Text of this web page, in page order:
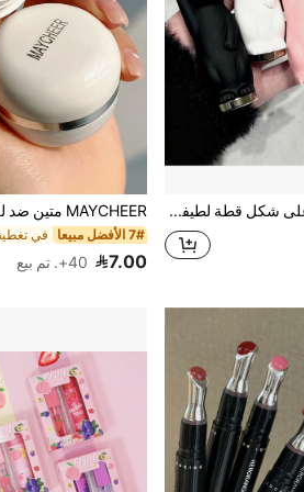
بلسم شفاه على شكل قطة لطيفة - عديم اللون، مرطب ومغذي، يصلح الشفاه الجافة والمتشققة، يقلل من خطوط الشفاه، مثالي لعناية الشفاه في فصلي الخريف والشتاء
7# الأفضل مبيعا
7.00 40+. تم بيع